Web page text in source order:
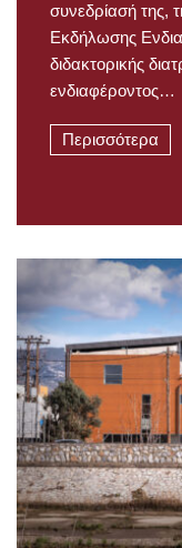
συνεδρίασή της,
Εκδήλωσης
διδακτορικής
ενδιαφέροντος…
Περισσότερα